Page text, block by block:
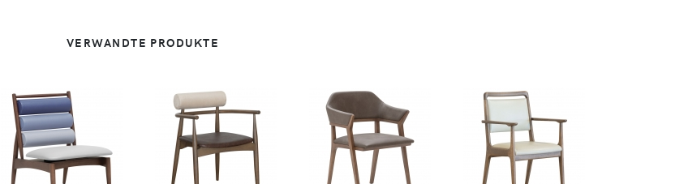
VERWANDTE PRODUKTE
SEHEN SEHEN SEHEN SEHEN